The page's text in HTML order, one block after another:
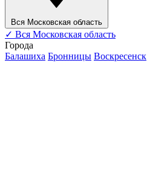
Вся Московская область
✓ Вся Московская область
Города
Балашиха Бронницы Воскресенск